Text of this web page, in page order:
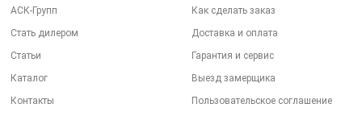
АСК-Групп
Стать дилером
Статьи
Каталог
Контакты
Как сделать заказ
Доставка и оплата
Гарантия и сервис
Выезд замерщика
Пользовательское соглашение